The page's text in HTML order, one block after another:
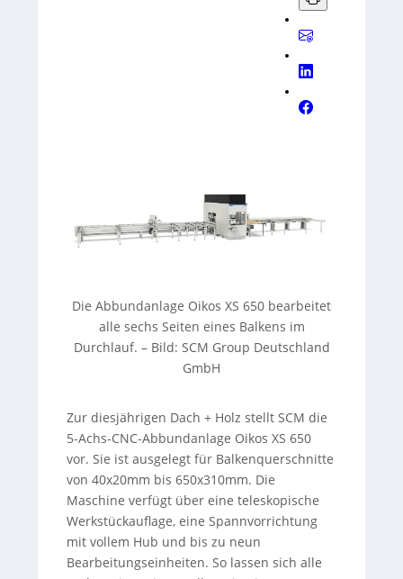
Die Abbundanlage Oikos XS 650 bearbeitet
alle sechs Seiten eines Balkens im
Durchlauf. – Bild: SCM Group Deutschland
GmbH
Zur diesjährigen Dach + Holz stellt SCM die
5-Achs-CNC-Abbundanlage Oikos XS 650
vor. Sie ist ausgelegt für Balkenquerschnitte
von 40x20mm bis 650x310mm. Die
Maschine verfügt über eine teleskopische
Werkstückauflage, eine Spannvorrichtung
mit vollem Hub und bis zu neun
Bearbeitungseinheiten. So lassen sich alle